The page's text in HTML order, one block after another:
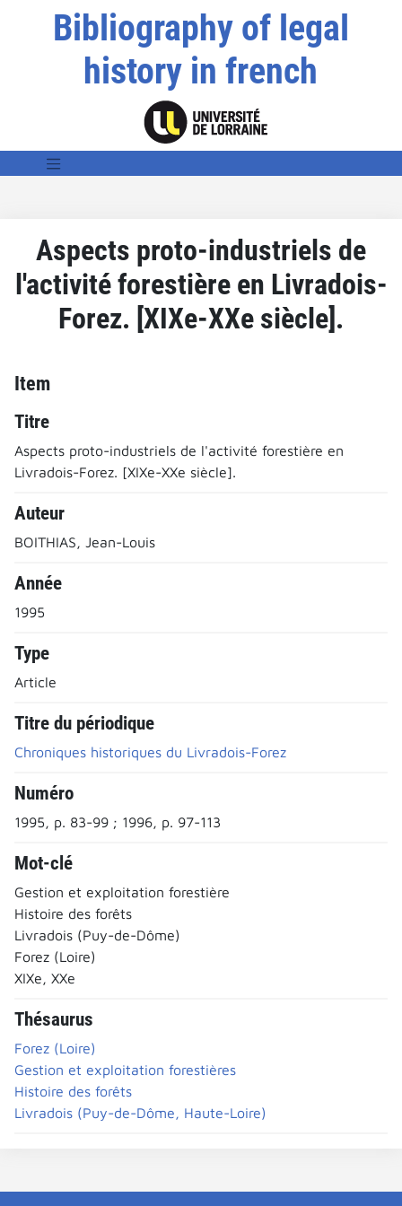
Bibliography of legal
history in french
Aspects proto-industriels de
l'activité forestière en Livradois-
Forez. [XIXe-XXe siècle].
Item
Titre
Aspects proto-industriels de l'activité forestière en
Livradois-Forez. [XIXe-XXe siècle].
Auteur
BOITHIAS, Jean-Louis
Année
1995
Type
Article
Titre du périodique
Chroniques historiques du Livradois-Forez
Numéro
1995, p. 83-99 ; 1996, p. 97-113
Mot-clé
Gestion et exploitation forestière
Histoire des forêts
Livradois (Puy-de-Dôme)
Forez (Loire)
XIXe, XXe
Thésaurus
Forez (Loire)
Gestion et exploitation forestières
Histoire des forêts
Livradois (Puy-de-Dôme, Haute-Loire)